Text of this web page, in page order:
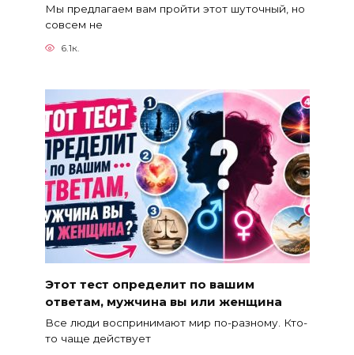
Мы предлагаем вам пройти этот шуточный, но
совсем не
6.1к.
Этот тест определит по вашим
ответам, мужчина вы или женщина
Все люди воспринимают мир по-разному. Кто-
то чаще действует